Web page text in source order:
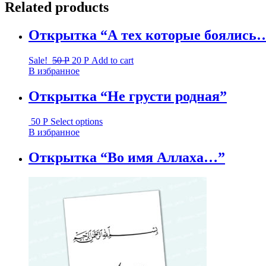
Related products
Открытка “А тех которые
Sale! 50Р 20 Р Add to cart
В избранное
Открытка “Не грусти родная”
50 Р Select options
В избранное
Открытка “Во имя Аллаха…”